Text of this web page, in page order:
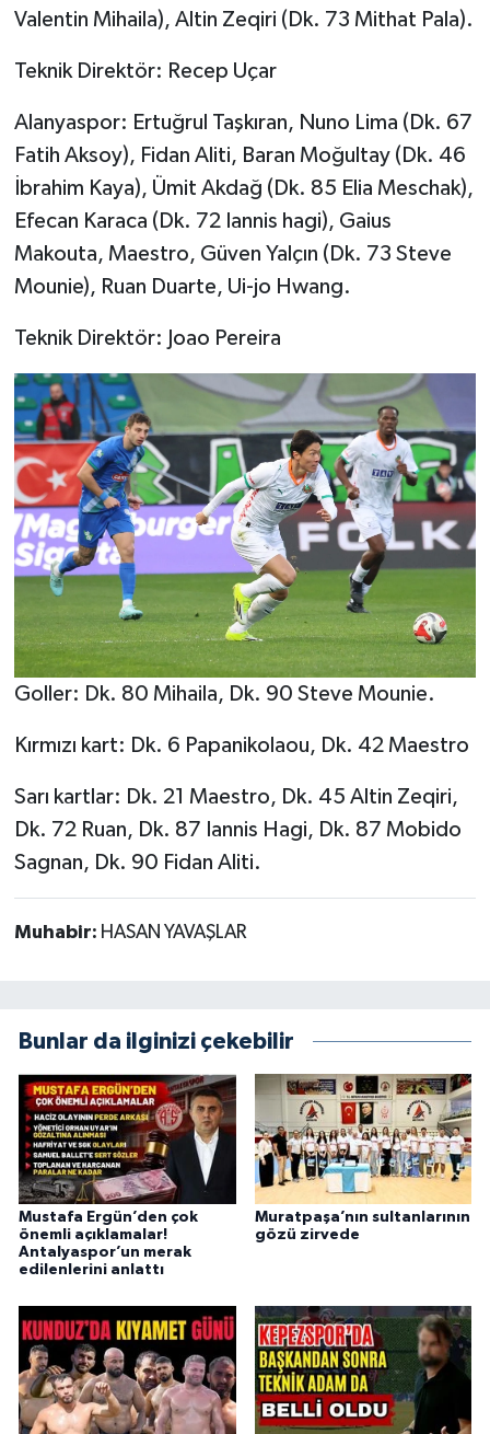
Valentin Mihaila), Altin Zeqiri (Dk. 73 Mithat Pala).
Teknik Direktör: Recep Uçar
Alanyaspor: Ertuğrul Taşkıran, Nuno Lima (Dk. 67
Fatih Aksoy), Fidan Aliti, Baran Moğultay (Dk. 46
İbrahim Kaya), Ümit Akdağ (Dk. 85 Elia Meschak),
Efecan Karaca (Dk. 72 Iannis hagi), Gaius
Makouta, Maestro, Güven Yalçın (Dk. 73 Steve
Mounie), Ruan Duarte, Ui-jo Hwang.
Teknik Direktör: Joao Pereira
Goller: Dk. 80 Mihaila, Dk. 90 Steve Mounie.
Kırmızı kart: Dk. 6 Papanikolaou, Dk. 42 Maestro
Sarı kartlar: Dk. 21 Maestro, Dk. 45 Altin Zeqiri,
Dk. 72 Ruan, Dk. 87 Iannis Hagi, Dk. 87 Mobido
Sagnan, Dk. 90 Fidan Aliti.
Muhabir: HASAN YAVAŞLAR
Bunlar da ilginizi çekebilir
Mustafa Ergün’den çok
önemli açıklamalar!
Antalyaspor’un merak
edilenlerini anlattı
Muratpaşa’nın sultanlarının
gözü zirvede